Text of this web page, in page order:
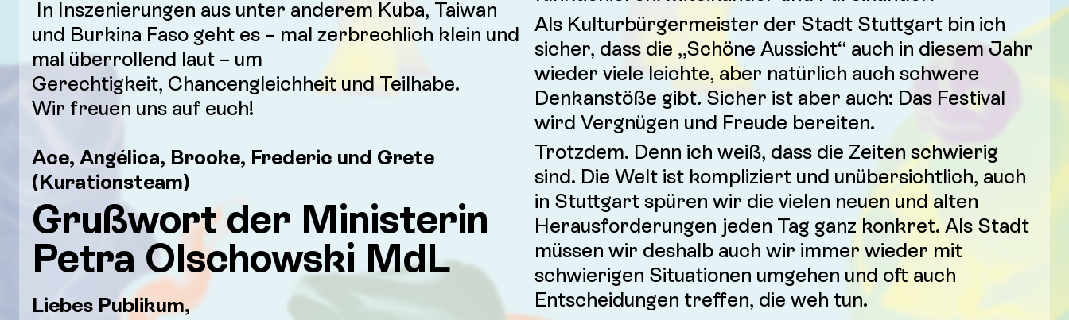
In Inszenierungen aus unter anderem Kuba, Taiwan
und Burkina Faso geht es – mal zerbrechlich klein und
mal überrollend laut – um
Gerechtigkeit, Chancengleichheit und Teilhabe.
Wir freuen uns auf euch!
Ace, Angélica, Brooke, Frederic und Grete
(Kurationsteam)
Grußwort der Ministerin
Petra Olschowski MdL
Liebes Publikum,
Als Kulturbürgermeister der Stadt Stuttgart bin ich
sicher, dass die „Schöne Aussicht“ auch in diesem Jahr
wieder viele leichte, aber natürlich auch schwere
Denkanstöße gibt. Sicher ist aber auch: Das Festival
wird Vergnügen und Freude bereiten.
Trotzdem. Denn ich weiß, dass die Zeiten schwierig
sind. Die Welt ist kompliziert und unübersichtlich, auch
in Stuttgart spüren wir die vielen neuen und alten
Herausforderungen jeden Tag ganz konkret. Als Stadt
müssen wir deshalb auch wir immer wieder mit
schwierigen Situationen umgehen und oft auch
Entscheidungen treffen, die weh tun.